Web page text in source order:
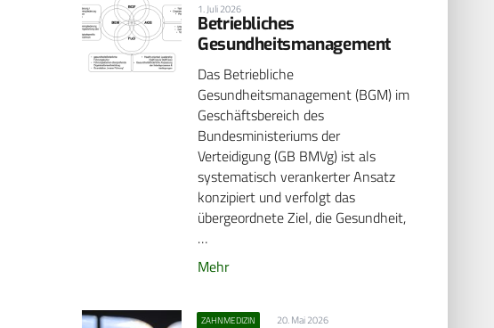
1. Juli 2026
Betriebliches
Gesundheitsmanagement
Das Betriebliche
Gesundheitsmanagement (BGM) im
Geschäftsbereich des
Bundesministeriums der
Verteidigung (GB BMVg) ist als
systematisch verankerter Ansatz
konzipiert und verfolgt das
übergeordnete Ziel, die Gesundheit,
…
Mehr
ZAHNMEDIZIN 20. Mai 2026